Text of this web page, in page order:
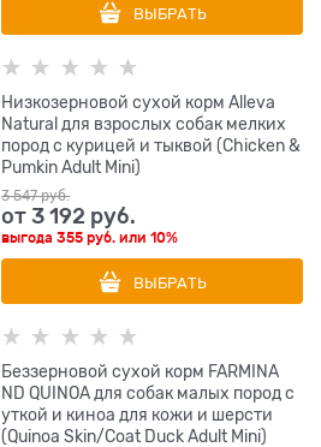
ВЫБРАТЬ
Низкозерновой сухой корм Alleva
Natural для взрослых собак мелких
пород с курицей и тыквой (Chicken &
Pumkin Adult Mini)
3 547 руб.
от3 192 руб.
выгода355 руб. или10%
ВЫБРАТЬ
Беззерновой cухой корм FARMINA
ND QUINOA для собак малых пород с
уткой и киноа для кожи и шерсти
(Quinoa Skin/Coat Duck Adult Mini)